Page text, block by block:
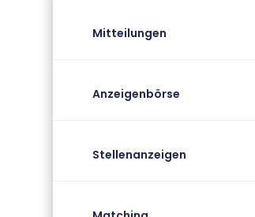
Mitteilungen
Anzeigenbörse
Stellenanzeigen